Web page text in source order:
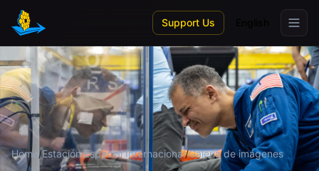
Skip to main content
Support Us
Home/Estación Espacial Internacional/Galería de imágenes